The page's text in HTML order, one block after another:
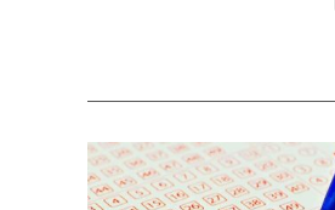
adquirir sus
Nota: Al concluir
ciudad de